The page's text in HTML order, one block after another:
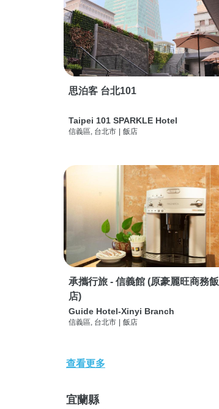
思泊客 台北101
Taipei 101 SPARKLE Hotel
信義區, 台北市 飯店
承攜行旅 - 信義館 (原豪麗旺商務飯
店)
Guide Hotel-Xinyi Branch
信義區, 台北市 | 飯店
查看更多
宜蘭縣